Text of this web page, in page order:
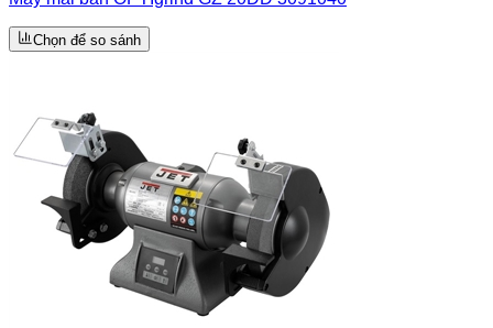
Chọn để so sánh